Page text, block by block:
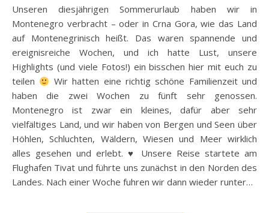
Unseren diesjährigen Sommerurlaub haben wir in
Montenegro verbracht – oder in Crna Gora, wie das Land
auf Montenegrinisch heißt. Das waren spannende und
ereignisreiche Wochen, und ich hatte Lust, unsere
Highlights (und viele Fotos!) ein bisschen hier mit euch zu
teilen
Wir hatten eine richtig schöne Familienzeit und
haben die zwei Wochen zu fünft sehr genossen.
Montenegro ist zwar ein kleines, dafür aber sehr
vielfältiges Land, und wir haben von Bergen und Seen über
Höhlen, Schluchten, Wäldern, Wiesen und Meer wirklich
alles gesehen und erlebt. ♥ Unsere Reise startete am
Flughafen Tivat und führte uns zunächst in den Norden des
Landes. Nach einer Woche fuhren wir dann wieder runter…